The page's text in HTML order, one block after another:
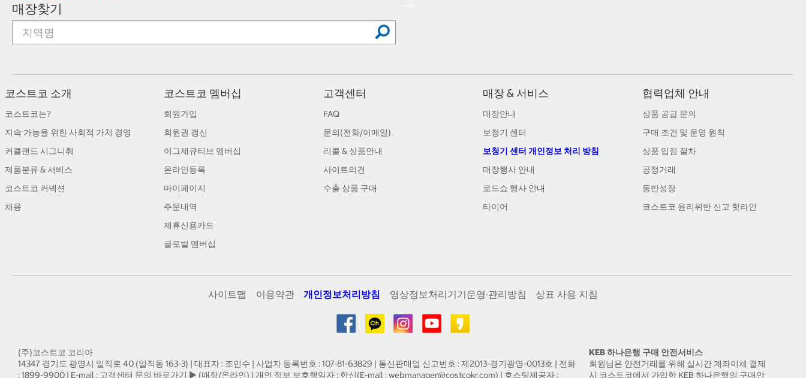
매장찾기
코스트코 소개
코스트코는?
지속 가능을 위한 사회적 가치 경영
커클랜드 시그니춰
제품분류 & 서비스
코스트코 커넥션
채용
코스트코 멤버십
회원가입
회원권 갱신
이그제큐티브 멤버십
온라인등록
마이페이지
주문내역
제휴신용카드
글로벌 멤버십
고객센터
FAQ
문의(전화/이메일)
리콜 & 상품안내
사이트의견
수출 상품 구매
매장 & 서비스
매장안내
보청기 센터
보청기 센터 개인정보 처리 방침
매장행사 안내
로드쇼 행사 안내
타이어
협력업체 안내
상품 공급 문의
구매 조건 및 운영 원칙
상품 입점 절차
공정거래
동반성장
코스트코 윤리위반 신고 핫라인
사이트맵 이용약관 개인정보처리방침 영상정보처리기기운영·관리방침 상표 사용 지침
(주)코스트코 코리아
14347 경기도 광명시 일직로 40 (일직동 163-3) | 대표자 : 조민수 | 사업자 등록번호 : 107-81-63829 | 통신판매업 신고번호 : 제2013-경기광명-0013호 | 전화
: 1899-9900 | E-mail : 고객센터 문의 바로가기 ▶ (매장/온라인) | 개인 정보 보호책임자 : 한신(E-mail :webmanager@costcokr.com) | 호스팅제공자 :
KEB 하나은행 구매 안전서비스
회원님은 안전거래를 위해 실시간 계좌이체 결제
시 코스트코에서 가입한 KEB 하나은행의 구매안